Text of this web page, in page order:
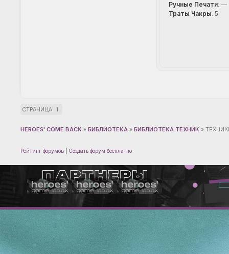
Ручные Печати: —
Траты Чакры: 5
СТРАНИЦА: 1
HEROES' COME BACK » БИБЛИОТЕКА » БИБЛИОТЕКА ТЕХНИК »
Рейтинг форумов Создать форум бесплатно